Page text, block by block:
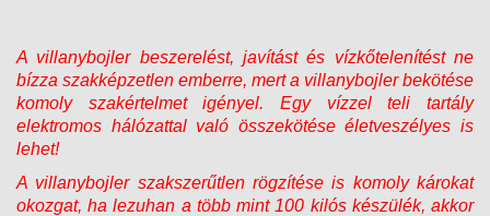
A villanybojler beszerelést, javítást és vízkőtelenítést ne
bízza szakképzetlen emberre, mert a villanybojler bekötése
komoly szakértelmet igényel. Egy vízzel teli tartály
elektromos hálózattal való összekötése életveszélyes is
lehet!
A villanybojler szakszerűtlen rögzítése is komoly károkat
okozgat, ha lezuhan a több mint 100 kilós készülék, akkor